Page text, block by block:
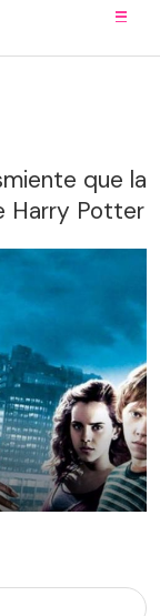
que la
Harry Potter